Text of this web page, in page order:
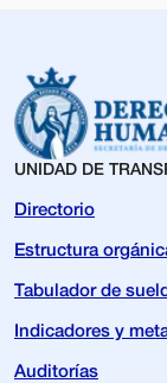
UNIDAD DE
Directorio
Estructura
Tabulador de
Indicadores y
Auditorías